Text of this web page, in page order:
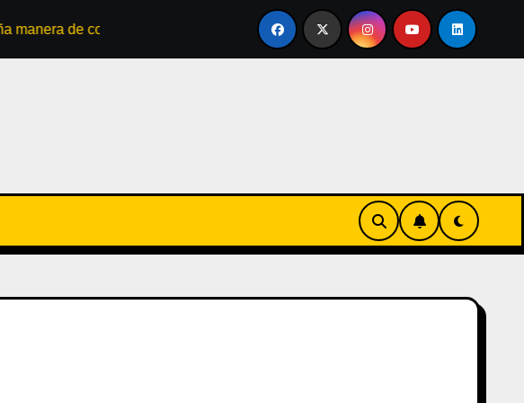
de convertirse en familia El primer tour de la India Chiquitina